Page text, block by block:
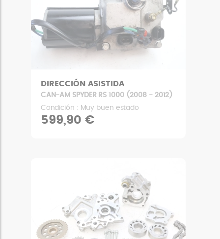
DIRECCIÓN ASISTIDA
CAN-AM SPYDER RS 1000 (2008 - 2012)
Condición : Muy buen estado
599,90 €